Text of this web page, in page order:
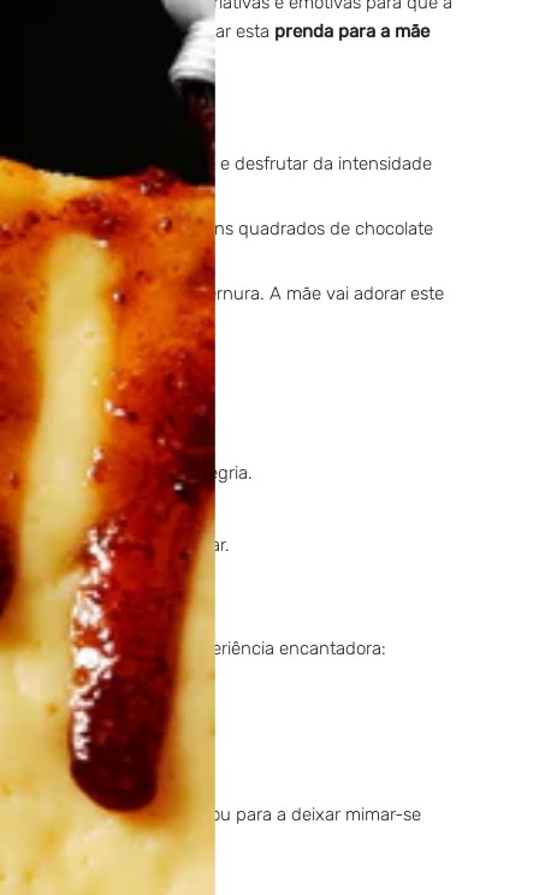
pensada para transformar esta prenda para a mãe
se de um pequeno cálice e desfrutar da intensidade
Basta colocar alguns quadrados de chocolate
fresca e cheia de ternura. A mãe vai adorar este
especial:
começar o dia com alegria.
da família.
qualquer paladar.
meia.dúzia® é uma experiência encantadora:
num momento especial ou para a deixar mimar-se